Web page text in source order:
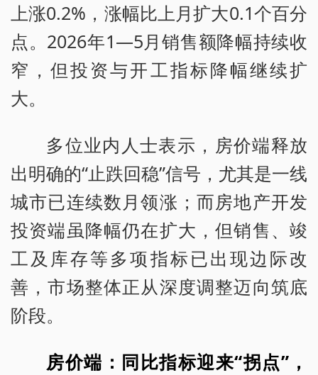
上涨0.2%，涨幅比上月扩大0.1个百分
点。2026年1—5月销售额降幅持续收
窄，但投资与开工指标降幅继续扩
大。
多位业内人士表示，房价端释放
出明确的“止跌回稳”信号，尤其是一线
城市已连续数月领涨；而房地产开发
投资端虽降幅仍在扩大，但销售、竣
工及库存等多项指标已出现边际改
善，市场整体正从深度调整迈向筑底
阶段。
房价端：同比指标迎来“拐点”，